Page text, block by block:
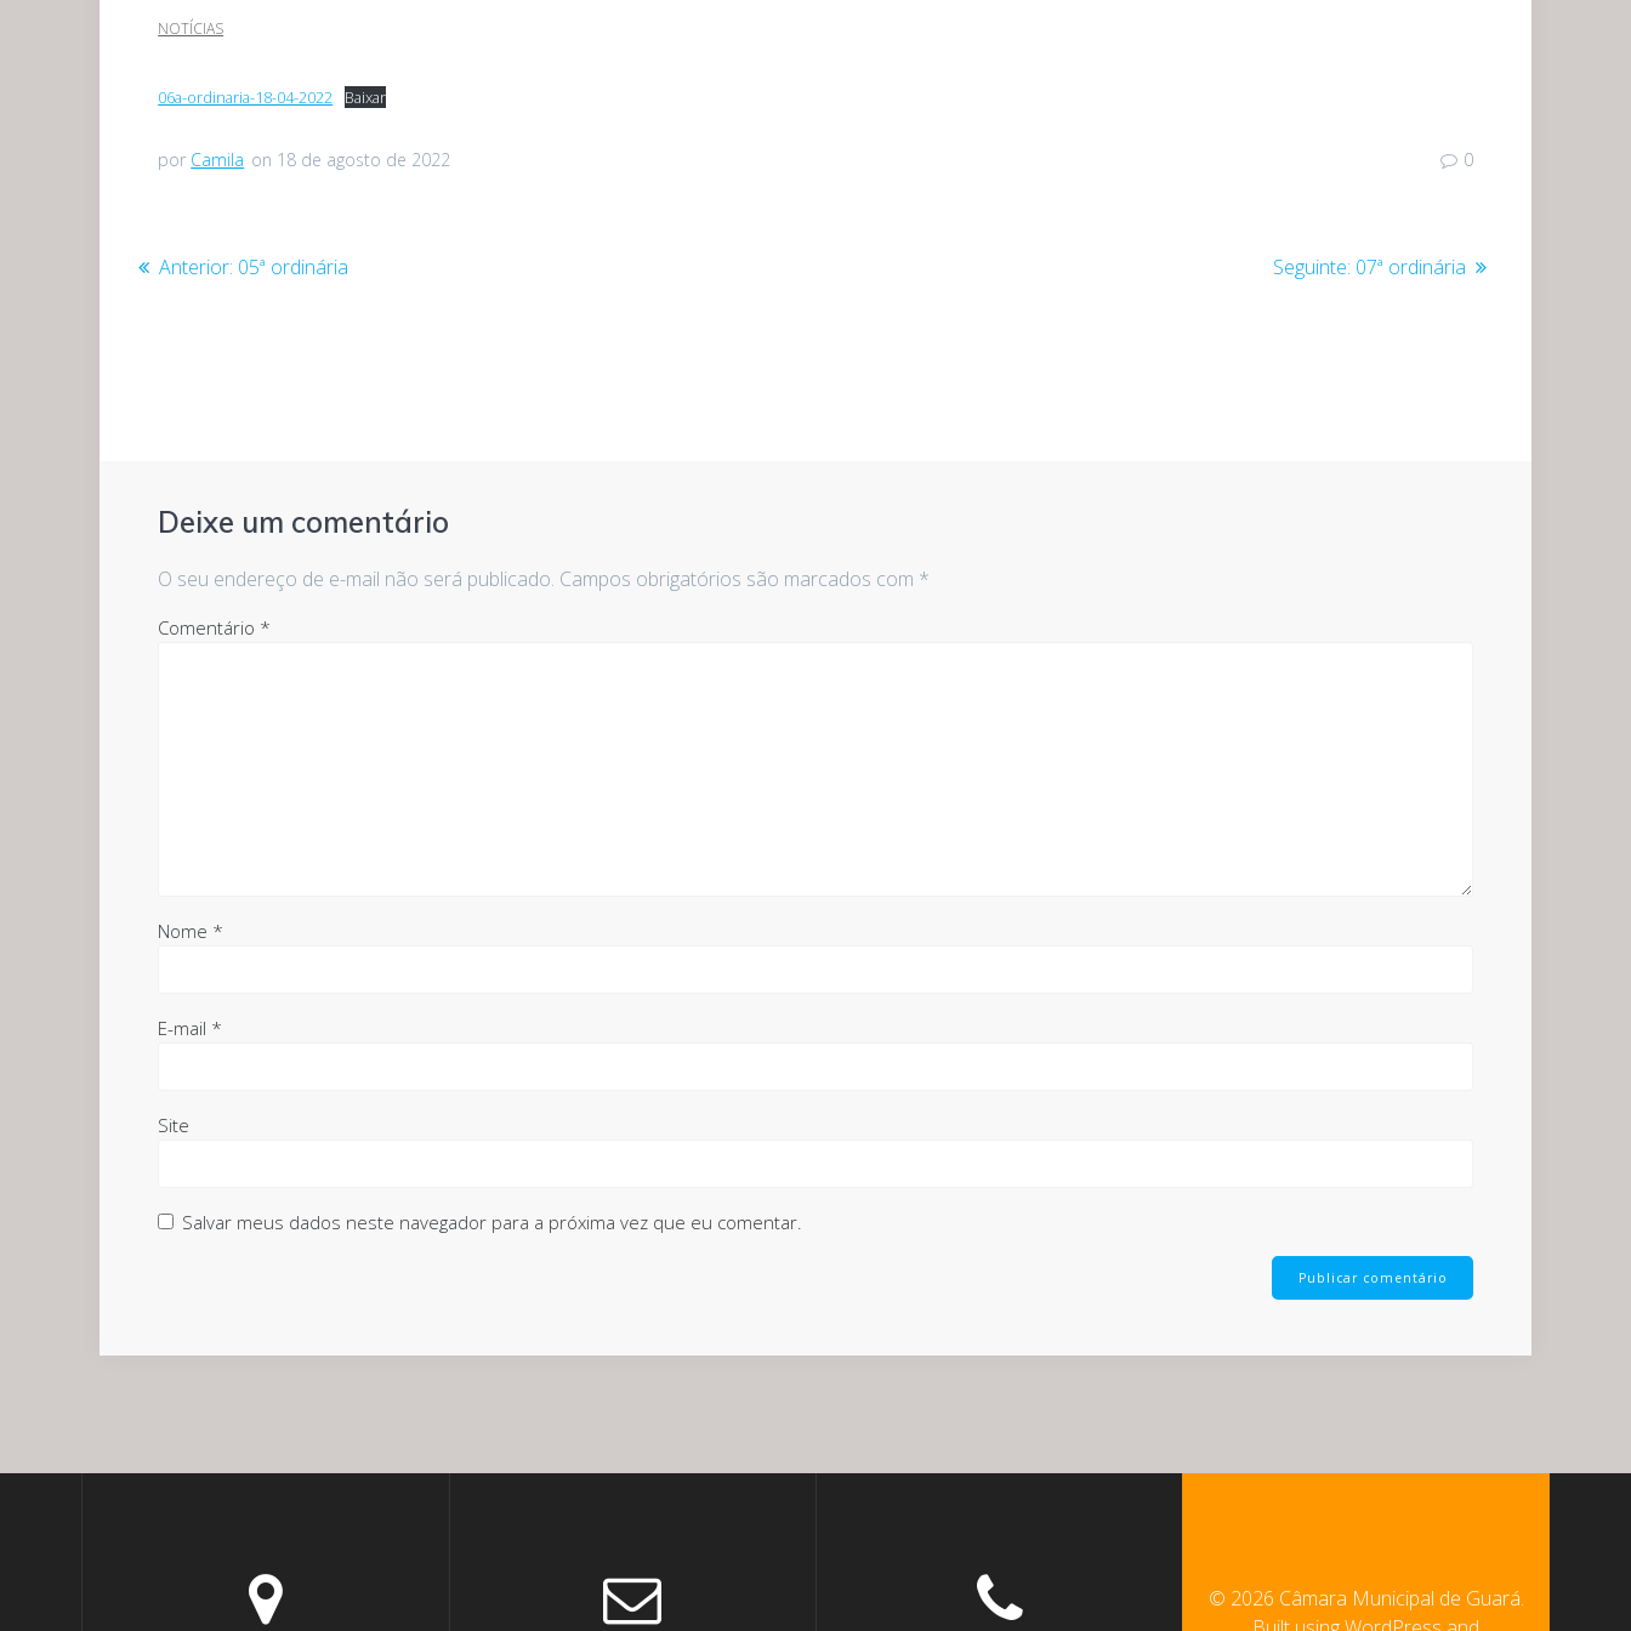
NOTÍCIAS
06a-ordinaria-18-04-2022 Baixar
por Camila on 18 de agosto de 2022 0
Navegação
Anterior: Post
05ª ordinária Seguinte: Post
07ª ordinária
Deixe um comentário
O seu endereço de e-mail não será publicado. Campos obrigatórios são marcados com *
Comentário *
Nome *
E-mail *
Site
Salvar meus dados neste navegador para a próxima vez que eu comentar.
© 2026 Câmara Municipal de Guará.